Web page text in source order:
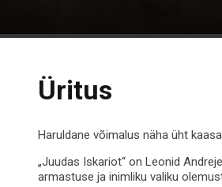
Üritus
Haruldane võimalus näha üht
„Juudas Iskariot“ on Leonid
armastuse ja inimliku valiku